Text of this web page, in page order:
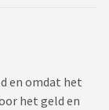
en omdat het
het geld en